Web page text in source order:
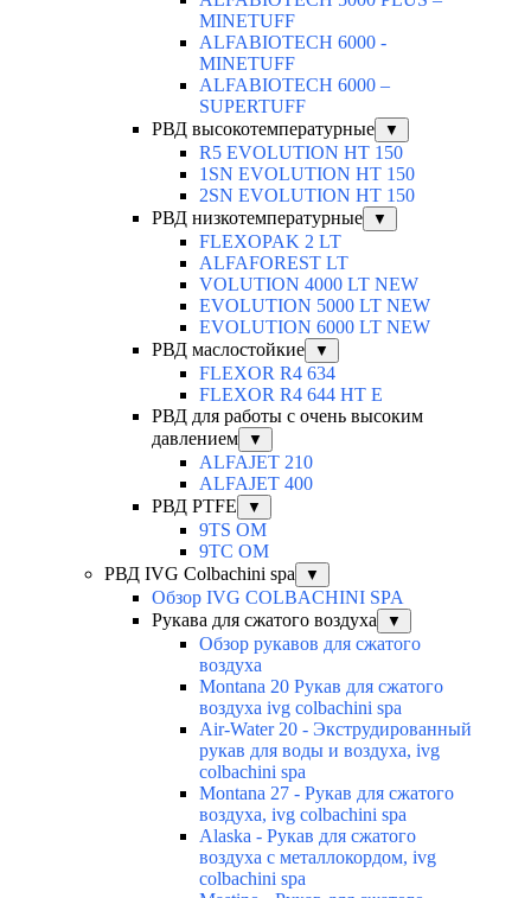
MINETUFF
ALFABIOTECH 6000 -
MINETUFF
ALFABIOTECH 6000 –
SUPERTUFF
РВД высокотемпературные
▼
R5 EVOLUTION HT 150
1SN EVOLUTION HT 150
2SN EVOLUTION HT 150
РВД низкотемпературные
▼
FLEXOPAK 2 LT
ALFAFOREST LT
VOLUTION 4000 LT NEW
EVOLUTION 5000 LT NEW
EVOLUTION 6000 LT NEW
РВД маслостойкие
▼
FLEXOR R4 634
FLEXOR R4 644 HT E
РВД для работы с очень высоким
давлением
▼
ALFAJET 210
ALFAJET 400
РВД PTFE
▼
9TS OM
9TC OM
РВД IVG Colbachini spa
▼
Обзор IVG COLBACHINI SPA
Рукава для сжатого воздуха
▼
Обзор рукавов для сжатого
воздуха
Montana 20 Рукав для сжатого
воздуха ivg colbachini spa
Air-Water 20 - Экструдированный
рукав для воды и воздуха, ivg
colbachini spa
Montana 27 - Рукав для сжатого
воздуха, ivg colbachini spa
Alaska - Рукав для сжатого
воздуха с металлокордом, ivg
colbachini spa